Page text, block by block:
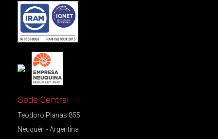
Sede Central
Teodoro Planas 855
Neuquén - Argentina